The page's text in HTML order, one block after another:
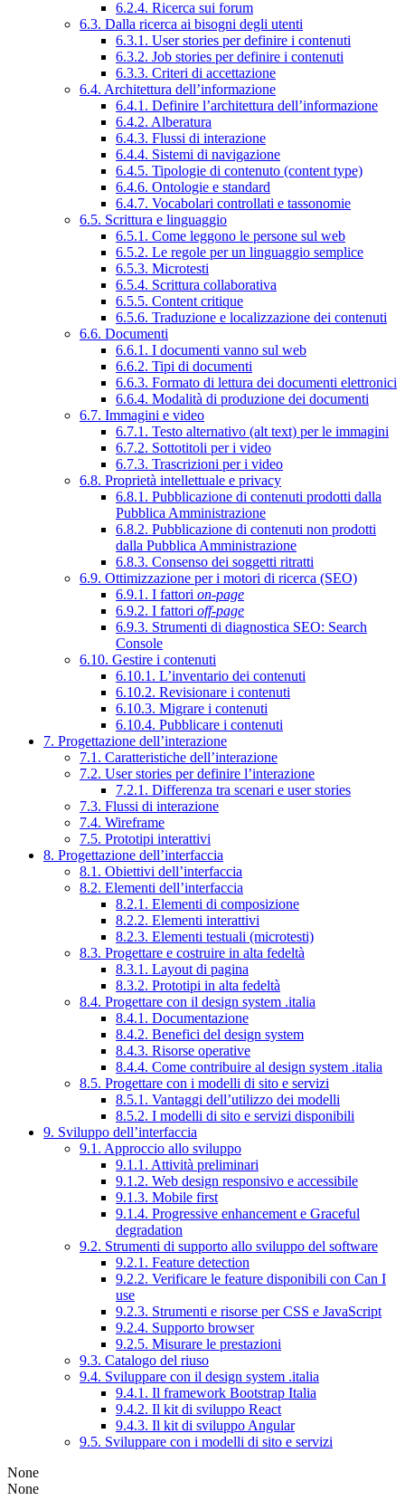
6.2.4. Ricerca sui forum
6.3. Dalla ricerca ai bisogni degli utenti
6.3.1. User stories per definire i contenuti
6.3.2. Job stories per definire i contenuti
6.3.3. Criteri di accettazione
6.4. Architettura dell’informazione
6.4.1. Definire l’architettura dell’informazione
6.4.2. Alberatura
6.4.3. Flussi di interazione
6.4.4. Sistemi di navigazione
6.4.5. Tipologie di contenuto (content type)
6.4.6. Ontologie e standard
6.4.7. Vocabolari controllati e tassonomie
6.5. Scrittura e linguaggio
6.5.1. Come leggono le persone sul web
6.5.2. Le regole per un linguaggio semplice
6.5.3. Microtesti
6.5.4. Scrittura collaborativa
6.5.5. Content critique
6.5.6. Traduzione e localizzazione dei contenuti
6.6. Documenti
6.6.1. I documenti vanno sul web
6.6.2. Tipi di documenti
6.6.3. Formato di lettura dei documenti elettronici
6.6.4. Modalità di produzione dei documenti
6.7. Immagini e video
6.7.1. Testo alternativo (alt text) per le immagini
6.7.2. Sottotitoli per i video
6.7.3. Trascrizioni per i video
6.8. Proprietà intellettuale e privacy
6.8.1. Pubblicazione di contenuti prodotti dalla
Pubblica Amministrazione
6.8.2. Pubblicazione di contenuti non prodotti
dalla Pubblica Amministrazione
6.8.3. Consenso dei soggetti ritratti
6.9. Ottimizzazione per i motori di ricerca (SEO)
6.9.1. I fattori on-page
6.9.2. I fattori off-page
6.9.3. Strumenti di diagnostica SEO: Search
Console
6.10. Gestire i contenuti
6.10.1. L’inventario dei contenuti
6.10.2. Revisionare i contenuti
6.10.3. Migrare i contenuti
6.10.4. Pubblicare i contenuti
7. Progettazione dell’interazione
7.1. Caratteristiche dell’interazione
7.2. User stories per definire l’interazione
7.2.1. Differenza tra scenari e user stories
7.3. Flussi di interazione
7.4. Wireframe
7.5. Prototipi interattivi
8. Progettazione dell’interfaccia
8.1. Obiettivi dell’interfaccia
8.2. Elementi dell’interfaccia
8.2.1. Elementi di composizione
8.2.2. Elementi interattivi
8.2.3. Elementi testuali (microtesti)
8.3. Progettare e costruire in alta fedeltà
8.3.1. Layout di pagina
8.3.2. Prototipi in alta fedeltà
8.4. Progettare con il design system .italia
8.4.1. Documentazione
8.4.2. Benefici del design system
8.4.3. Risorse operative
8.4.4. Come contribuire al design system .italia
8.5. Progettare con i modelli di sito e servizi
8.5.1. Vantaggi dell’utilizzo dei modelli
8.5.2. I modelli di sito e servizi disponibili
9. Sviluppo dell’interfaccia
9.1. Approccio allo sviluppo
9.1.1. Attività preliminari
9.1.2. Web design responsivo e accessibile
9.1.3. Mobile first
9.1.4. Progressive enhancement e Graceful
degradation
9.2. Strumenti di supporto allo sviluppo del software
9.2.1. Feature detection
9.2.2. Verificare le feature disponibili con Can I
use
9.2.3. Strumenti e risorse per CSS e JavaScript
9.2.4. Supporto browser
9.2.5. Misurare le prestazioni
9.3. Catalogo del riuso
9.4. Sviluppare con il design system .italia
9.4.1. Il framework Bootstrap Italia
9.4.2. Il kit di sviluppo React
9.4.3. Il kit di sviluppo Angular
9.5. Sviluppare con i modelli di sito e servizi
None
None